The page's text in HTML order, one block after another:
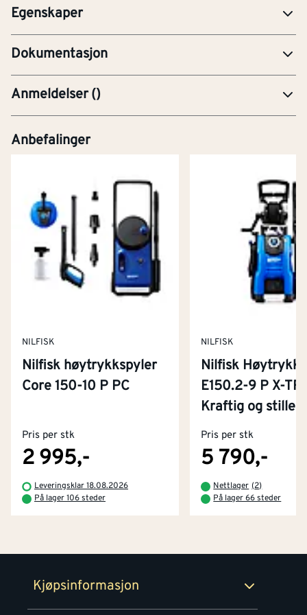
Egenskaper
Dokumentasjon
FDV-Forvaltning, drift og vedlikehold
Anmeldelser()
Anbefalinger
NILFISK
Nilfisk høytrykkspyler
Core 150-10 P PC
Pris per stk
2 995,-
Leveringsklar 18.08.2026
På lager 106 steder
NILFISK
Nilfisk
E150.2-9 P X-
Kraftig og
Pris per stk
5 790,-
Nettlager (2)
På lager 66 steder
Kjøpsinformasjon
Kjøpsbetingelser
Retur- og angrerettsskjema
Tjenester
Montér Klubb
Byggevarehus og åpningstider
Prismatch
Personvern